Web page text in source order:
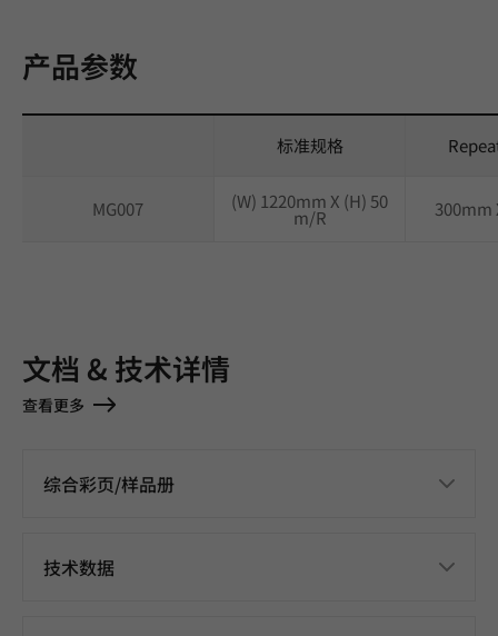
产品参数
标准规格
MG007 (W) 1220mm X (H) 50
m/R 300mm
文档 & 技术详情
查看更多
综合彩页/样品册
技术数据